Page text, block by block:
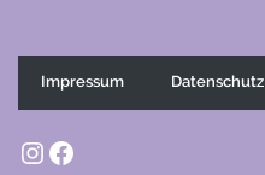
Impressum Datenschutz
Instagram
Facebook